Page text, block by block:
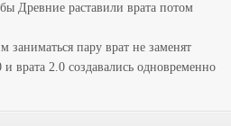
Древние раставили врата потом
заниматься пару врат не заменят
врата 2.0 создавались одновременно